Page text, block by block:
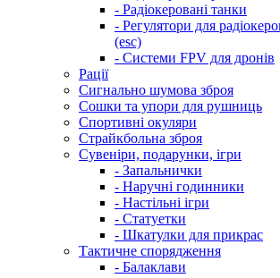
- Радіокеровані танки
- Регулятори для
(esc)
- Системи FPV для дронів
Рації
Сигнально шумова зброя
Сошки та упори для рушниць
Спортивні окуляри
Страйкбольна зброя
Сувеніри, подарунки, ігри
- Запальнички
- Наручні годинники
- Настільні ігри
- Статуетки
- Шкатулки для прикрас
Тактичне спорядження
- Балаклави